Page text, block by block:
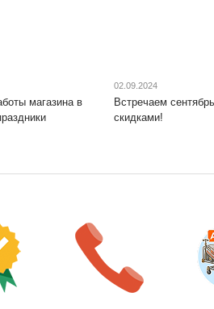
магазина в
02.09.2024
Встречаем сентябрь
скидками!